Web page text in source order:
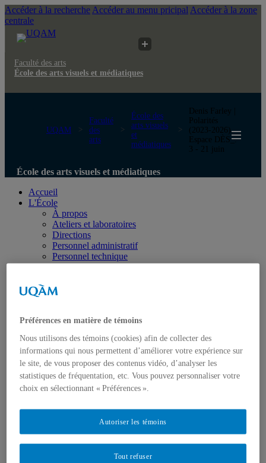
Accéder à la recherche Accéder au menu pricipal Accéder à la zone
centrale
Faculté des arts
École des arts visuels et médiatiques
UQAM
Faculté
des
arts
École des
arts visuels
et
médiatiques
Denis Farley |
Polarités
(2023-2026).
Espace DÈS_.
3 - 21 juin
École des arts visuels et médiatiques
Accueil
L'École
À propos
Ateliers et laboratoires
Directions
Personnel administratif
Personnel technique
Nous joindre
Professeur⸱e⸱s régulières et réguliers
Professeur⸱e⸱s retraité⸱e⸱s
Artistes ou pédagogues en résidence
Chargé⸱e⸱s de cours
Programmes d'études
Premier cycle
Deuxième cycle
Troisième cycle
Prix, bourses et distinctions
Préférences en matière de témoins
Nous utilisons des témoins (cookies) afin de collecter des
informations qui nous permettent d’améliorer votre expérience sur
le site, de vous proposer des contenus vidéo, d’analyser les
statistiques de fréquentation, etc. Vous pouvez personnaliser votre
choix en sélectionnant « Préférences ».
Tout refuser
Autoriser les témoins